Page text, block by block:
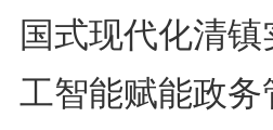
国式现代化清
工智能赋能政务